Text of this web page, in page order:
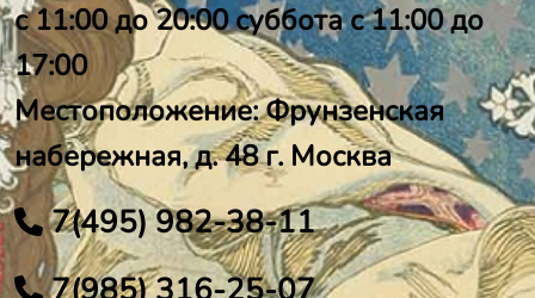
с 11:00 до 20:00 суббота с 11:00 до
17:00
Местоположение: Фрунзенская
набережная, д. 48 г. Москва
7(495) 982-38-11